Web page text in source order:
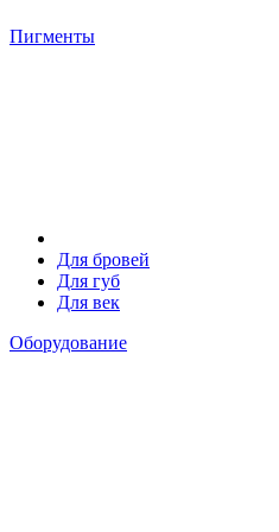
Пигменты
Для бровей
Для губ
Для век
Оборудование